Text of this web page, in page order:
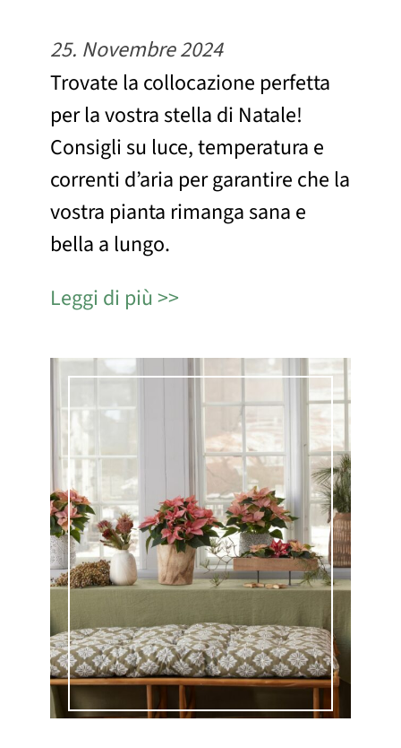
25. Novembre 2024
Trovate la collocazione perfetta
per la vostra stella di Natale!
Consigli su luce, temperatura e
correnti d’aria per garantire che la
vostra pianta rimanga sana e
bella a lungo.
Leggi di più